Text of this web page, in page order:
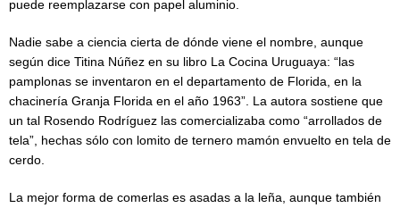
puede reemplazarse con papel aluminio.
Nadie sabe a ciencia cierta de dónde viene el nombre, aunque
según dice Titina Núñez en su libro La Cocina Uruguaya: “las
pamplonas se inventaron en el departamento de Florida, en la
chacinería Granja Florida en el año 1963”. La autora sostiene que
un tal Rosendo Rodríguez las comercializaba como “arrollados de
tela”, hechas sólo con lomito de ternero mamón envuelto en tela de
cerdo.
La mejor forma de comerlas es asadas a la leña, aunque también